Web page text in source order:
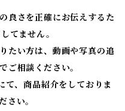
良さを正確にお伝えするた
てません。
たい方は、動画や写真の追
ご相談ください。
、商品紹介をしておりま
さい。